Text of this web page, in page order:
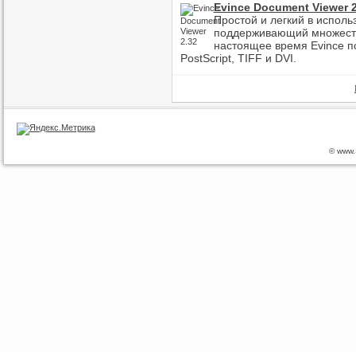
Evince Document Viewer
Простой и легкий в
поддерживающий
настоящее время Evince
PostScript, TIFF и DVI.
©